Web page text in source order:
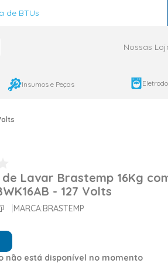
de BTUs
Nossas
Insumos e Peças
Lavar Brastemp 16Kg
- 127 Volts
MARCA:BRASTEMP
não está disponível no momento